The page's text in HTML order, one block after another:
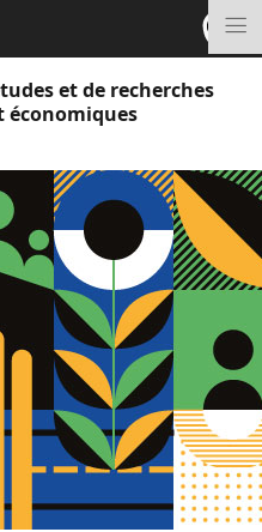
et de recherches
économiques